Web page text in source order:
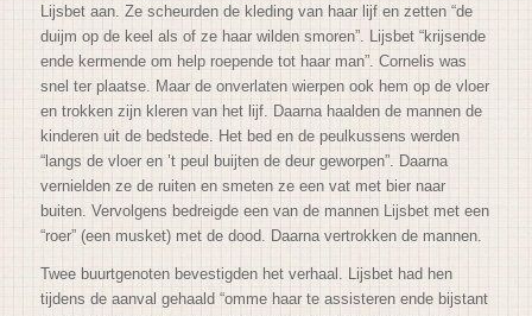
Lijsbet aan. Ze scheurden de kleding van haar lijf en zetten “de
duijm op de keel als of ze haar wilden smoren”. Lijsbet “krijsende
ende kermende om help roepende tot haar man”. Cornelis was
snel ter plaatse. Maar de onverlaten wierpen ook hem op de vloer
en trokken zijn kleren van het lijf. Daarna haalden de mannen de
kinderen uit de bedstede. Het bed en de peulkussens werden
“langs de vloer en ’t peul buijten de deur geworpen”. Daarna
vernielden ze de ruiten en smeten ze een vat met bier naar
buiten. Vervolgens bedreigde een van de mannen Lijsbet met een
“roer” (een musket) met de dood. Daarna vertrokken de mannen.
Twee buurtgenoten bevestigden het verhaal. Lijsbet had hen
tijdens de aanval gehaald “omme haar te assisteren ende bijstant